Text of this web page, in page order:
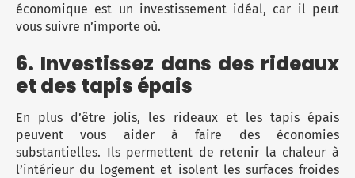
économique est un investissement idéal, car il peut
vous suivre n’importe où.
6. Investissez dans des rideaux
et des tapis épais
En plus d’être jolis, les rideaux et les tapis épais
peuvent vous aider à faire des économies
substantielles. Ils permettent de retenir la chaleur à
l’intérieur du logement et isolent les surfaces froides